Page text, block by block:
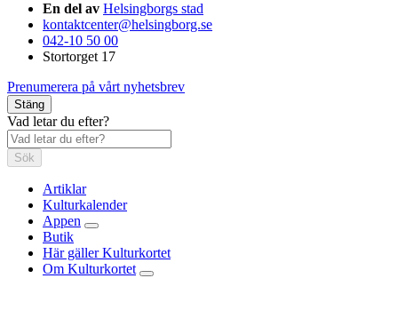
En del av Helsingborgs stad
kontaktcenter@helsingborg.se
042-10 50 00
Stortorget 17
Prenumerera på vårt nyhetsbrev
Stäng
Vad letar du efter?
Sök
Artiklar
Kulturkalender
Appen
Butik
Här gäller Kulturkortet
Om Kulturkortet